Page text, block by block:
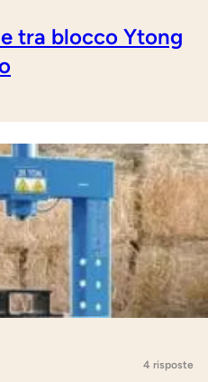
tra blocco Ytong
4 risposte